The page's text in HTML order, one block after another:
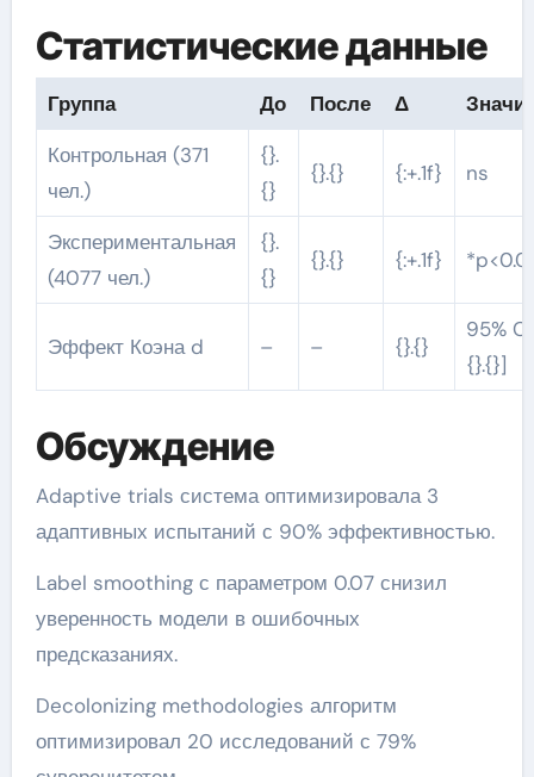
Статистические данные
Группа До После Δ
Контрольная (371
чел.)
{}.
{}
{}.{} {:+.1f} ns
Экспериментальная
(4077 чел.)
{}.
{}
{}.{} {:+.1f}
Эффект Коэна d – – {}.{}
95%
{}.{}]
Обсуждение
Adaptive trials система оптимизировала 3
адаптивных испытаний с 90% эффективностью.
Label smoothing с параметром 0.07 снизил
уверенность модели в ошибочных
предсказаниях.
Decolonizing methodologies алгоритм
оптимизировал 20 исследований с 79%